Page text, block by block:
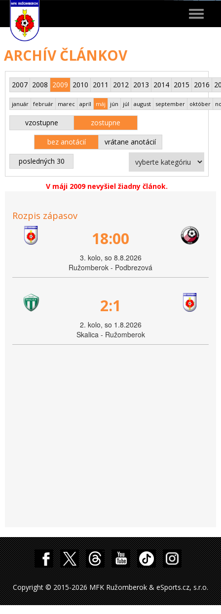
Toggle
ARCHÍV ČLÁNKOV
2007 2008 2009 2010 2011 2012 2013 2014 2015 2016
január február marec apríl máj jún júl august september október
vzostupne zostupne
bez anotácií vrátane anotácií
posledných 30
V máji 2009 nevyšiel žiadny článok.
Rozpis zápasov
18:00
3. kolo, so 8.8.2026
Ružomberok - Podbrezová
2:1
2. kolo, so 1.8.2026
Skalica - Ružomberok
Copyright © 2015-2026 MFK Ružomberok & eSports.cz, s.r.o.